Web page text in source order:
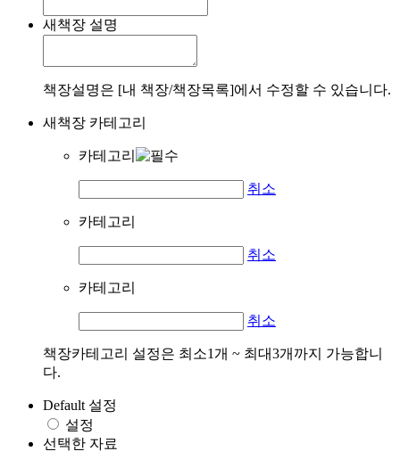
새책장 설명
책장설명은 [내 책장/책장목록]에서 수정할 수 있습니다.
새책장 카테고리
카테고리
취소
카테고리
취소
카테고리
취소
책장카테고리 설정은 최소1개 ~ 최대3개까지 가능합니
다.
Default 설정
설정
선택한 자료